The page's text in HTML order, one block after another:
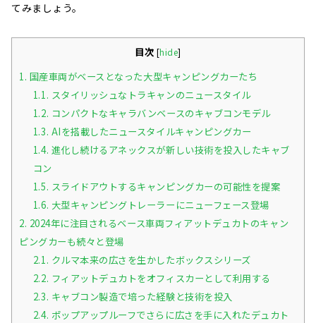
てみましょう。
目次 [hide]
1. 国産車両がベースとなった大型キャンピングカーたち
1.1. スタイリッシュなトラキャンのニュースタイル
1.2. コンパクトなキャラバンベースのキャブコンモデル
1.3. AIを搭載したニュースタイルキャンピングカー
1.4. 進化し続けるアネックスが新しい技術を投入したキャブ
コン
1.5. スライドアウトするキャンピングカーの可能性を提案
1.6. 大型キャンピングトレーラーにニューフェース登場
2. 2024年に注目されるベース車両フィアットデュカトのキャン
ピングカーも続々と登場
2.1. クルマ本来の広さを生かしたボックスシリーズ
2.2. フィアットデュカトをオフィスカーとして利用する
2.3. キャブコン製造で培った経験と技術を投入
2.4. ポップアップルーフでさらに広さを手に入れたデュカト